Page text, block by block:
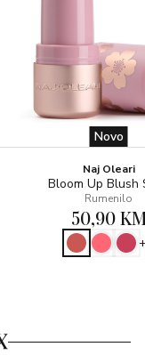
Novo
Naj Oleari
Bloom Up Blush
Rumenilo
50,90